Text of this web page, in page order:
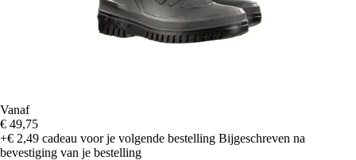
Vanaf
€ 49,75
+€ 2,49 cadeau voor je volgende bestelling Bijgeschreven na
bevestiging van je bestelling